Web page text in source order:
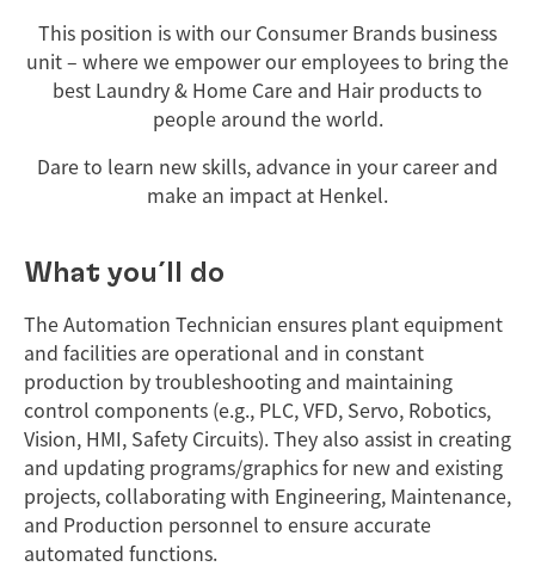
This position is with our Consumer Brands business
unit – where we empower our employees to bring the
best Laundry & Home Care and Hair products to
people around the world.
Dare to learn new skills, advance in your career and
make an impact at Henkel.
What you´ll do
The Automation Technician ensures plant equipment
and facilities are operational and in constant
production by troubleshooting and maintaining
control components (e.g., PLC, VFD, Servo, Robotics,
Vision, HMI, Safety Circuits). They also assist in creating
and updating programs/graphics for new and existing
projects, collaborating with Engineering, Maintenance,
and Production personnel to ensure accurate
automated functions.